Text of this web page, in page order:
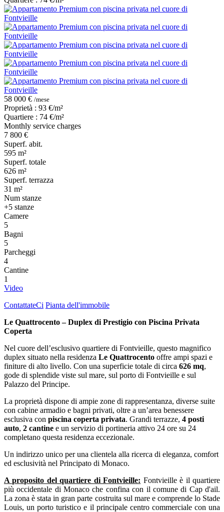
58 000 € /mese
Proprietà : 93 €/m²
Quartiere : 74 €/m²
Monthly service charges
7 800 €
Superf. abit.
595 m²
Superf. totale
626 m²
Superf. terrazza
31 m²
Num stanze
+5 stanze
Camere
5
Bagni
5
Parcheggi
4
Cantine
1
Video
ContattateCi Pianta dell'immobile
Le Quattrocento – Duplex di Prestigio con Piscina Privata
Coperta
Nel cuore dell’esclusivo quartiere di Fontvieille, questo magnifico
duplex situato nella residenza Le Quattrocento offre ampi spazi e
finiture di alto livello. Con una superficie totale di circa 626 mq,
gode di splendide viste sul mare, sul porto di Fontvieille e sul
Palazzo del Principe.
La proprietà dispone di ampie zone di rappresentanza, diverse suite
con cabine armadio e bagni privati, oltre a un’area benessere
esclusiva con piscina coperta privata. Grandi terrazze, 4 posti
auto, 2 cantine e un servizio di portineria attivo 24 ore su 24
completano questa residenza eccezionale.
Un indirizzo unico per una clientela alla ricerca di eleganza, comfort
ed esclusività nel Principato di Monaco.
A proposito del quartiere di Fontvieille: Fontvieille è il quartiere
più occidentale di Monaco che confina con il comune di Cap d'ail.
La zona è stata in gran parte costruita sul mare e comprende lo Stade
Louis, un porto turistico e il principale centro commerciale con una